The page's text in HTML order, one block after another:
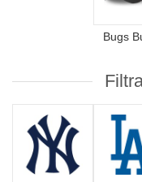
Bugs